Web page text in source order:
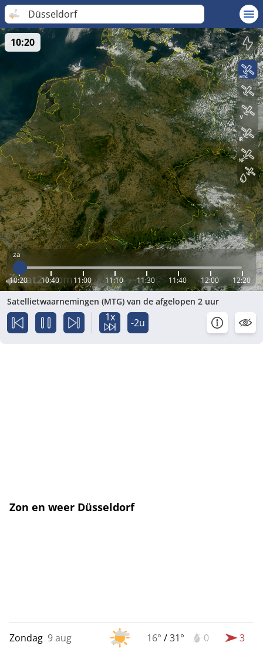
Düsseldorf
za
10:20 10:40 11:00 11:10 11:30 11:40 12:00 12:20
10:20
Satellietwaarnemingen (MTG) van de afgelopen 2 uur
1x -2u
Zon en weer Düsseldorf
Zondag 9 aug 16° /31° 0 3